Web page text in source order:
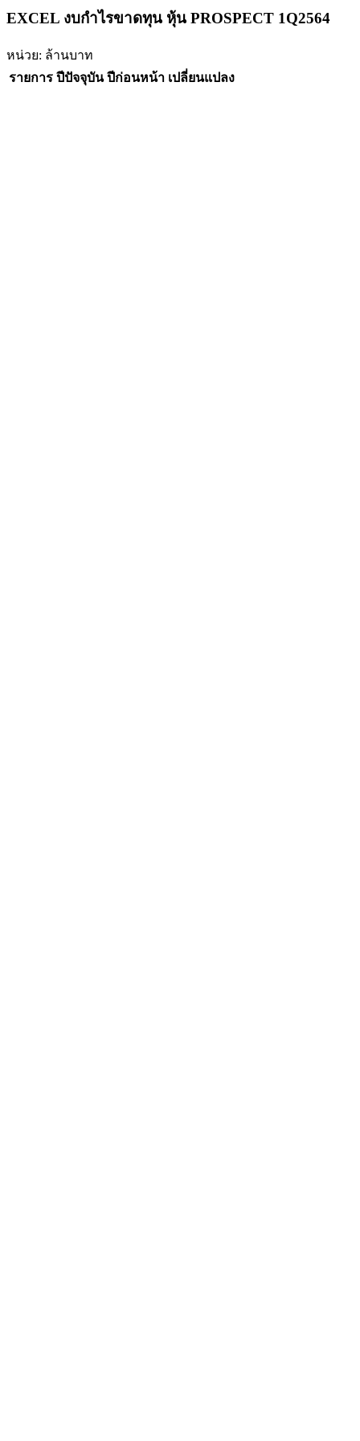
EXCEL งบกำไรขาดทุน หุ้น PROSPECT 1Q2564
หน่วย: ล้านบาท
รายการ ปีปัจจุบัน ปีก่อนหน้า เปลี่ยนแปลง